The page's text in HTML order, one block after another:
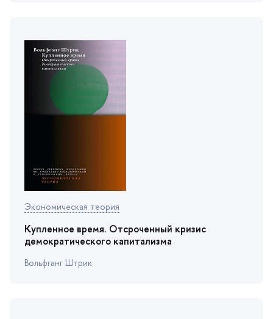
Экономическая теория
Купленное время. Отсроченный кризис
демократического капитализма
ольфганг Штрик